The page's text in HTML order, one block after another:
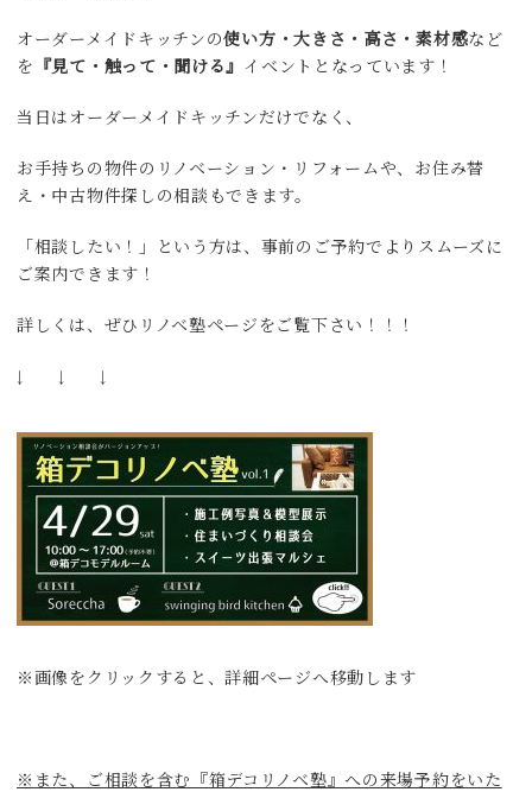
オーダーメイドキッチンの使い方・大きさ・高さ・素材感など
を
『見て・触って・聞ける』 イベントとなっています！
当日はオーダーメイドキッチンだけでなく、
お手持ちの物件のリノベーション・リフォームや、お住み替
え・中古物件探しの相談もできます。
「相談したい！」という方は、事前のご予約でよりスムーズに
ご案内できます！
詳しくは、ぜひリノベ塾ページをご覧下さい！！！
↓ ↓ ↓
※画像をクリックすると、詳細ページへ移動します
※また、ご相談を含む『箱デコリノベ塾』への来場予約をいた